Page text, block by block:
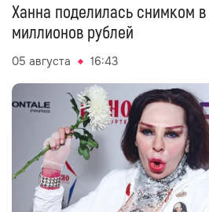
Ханна поделилась снимком в
миллионов рублей
05 августа 16:43